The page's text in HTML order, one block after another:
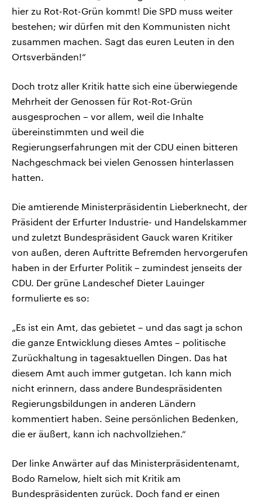
hier zu Rot-Rot-Grün kommt! Die SPD muss weiter
bestehen; wir dürfen mit den Kommunisten nicht
zusammen machen. Sagt das euren Leuten in den
Ortsverbänden!“
Doch trotz aller Kritik hatte sich eine überwiegende
Mehrheit der Genossen für Rot-Rot-Grün
ausgesprochen – vor allem, weil die Inhalte
übereinstimmten und weil die
Regierungserfahrungen mit der CDU einen bitteren
Nachgeschmack bei vielen Genossen hinterlassen
hatten.
Die amtierende Ministerpräsidentin Lieberknecht, der
Präsident der Erfurter Industrie- und Handelskammer
und zuletzt Bundespräsident Gauck waren Kritiker
von außen, deren Auftritte Befremden hervorgerufen
haben in der Erfurter Politik – zumindest jenseits der
CDU. Der grüne Landeschef Dieter Lauinger
formulierte es so:
„Es ist ein Amt, das gebietet – und das sagt ja schon
die ganze Entwicklung dieses Amtes – politische
Zurückhaltung in tagesaktuellen Dingen. Das hat
diesem Amt auch immer gutgetan. Ich kann mich
nicht erinnern, dass andere Bundespräsidenten
Regierungsbildungen in anderen Ländern
kommentiert haben. Seine persönlichen Bedenken,
die er äußert, kann ich nachvollziehen.“
Der linke Anwärter auf das Ministerpräsidentenamt,
Bodo Ramelow, hielt sich mit Kritik am
Bundespräsidenten zurück. Doch fand er einen